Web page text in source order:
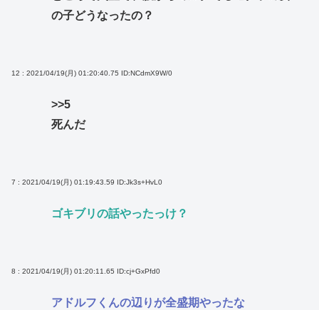
の子どうなったの？
12 : 2021/04/19(月) 01:20:40.75 ID:NCdmX9W/0
>>5
死んだ
7 : 2021/04/19(月) 01:19:43.59 ID:Jk3s+HvL0
ゴキブリの話やったっけ？
8 : 2021/04/19(月) 01:20:11.65 ID:cj+GxPfd0
アドルフくんの辺りが全盛期やったな